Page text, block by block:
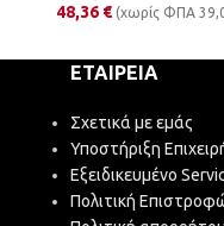
48,36 € (χωρίς ΦΠΑ
ΕΤΑΙΡΕΊΑ
Σχετικά με εμάς
Υποστήριξη
Εξειδικευμένο
Πολιτική